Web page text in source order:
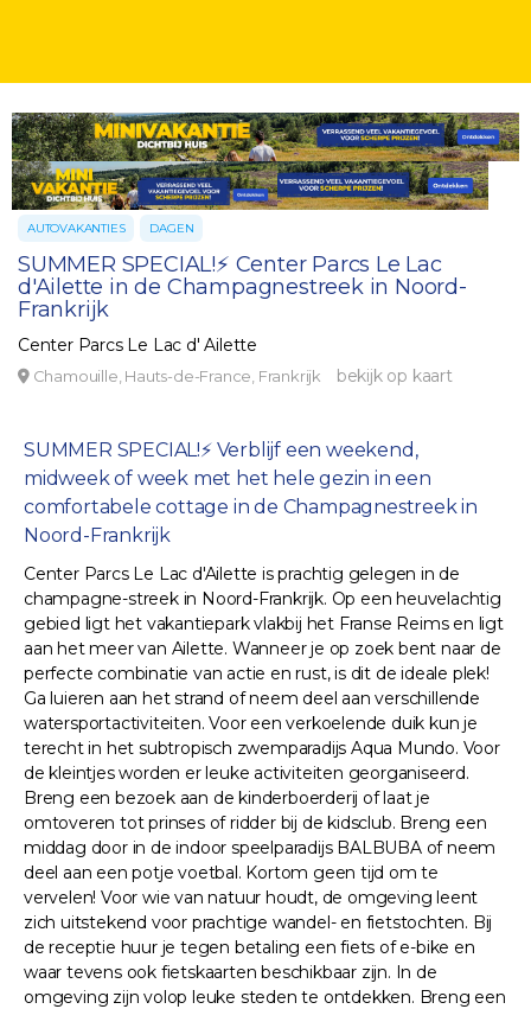
AUTOVAKANTIES DAGEN
SUMMER SPECIAL!⚡ Center Parcs Le Lac
d'Ailette in de Champagnestreek in Noord-
Frankrijk
Center Parcs Le Lac d' Ailette
Chamouille, Hauts-de-France, Frankrijk bekijk op kaart
SUMMER SPECIAL!⚡ Verblijf een weekend,
midweek of week met het hele gezin in een
comfortabele cottage in de Champagnestreek in
Noord-Frankrijk
Center Parcs Le Lac d'Ailette is prachtig gelegen in de
champagne-streek in Noord-Frankrijk. Op een heuvelachtig
gebied ligt het vakantiepark vlakbij het Franse Reims en ligt
aan het meer van Ailette. Wanneer je op zoek bent naar de
perfecte combinatie van actie en rust, is dit de ideale plek!
Ga luieren aan het strand of neem deel aan verschillende
watersportactiviteiten. Voor een verkoelende duik kun je
terecht in het subtropisch zwemparadijs Aqua Mundo. Voor
de kleintjes worden er leuke activiteiten georganiseerd.
Breng een bezoek aan de kinderboerderij of laat je
omtoveren tot prinses of ridder bij de kidsclub. Breng een
middag door in de indoor speelparadijs BALBUBA of neem
deel aan een potje voetbal. Kortom geen tijd om te
vervelen! Voor wie van natuur houdt, de omgeving leent
zich uitstekend voor prachtige wandel- en fietstochten. Bij
de receptie huur je tegen betaling een fiets of e-bike en
waar tevens ook fietskaarten beschikbaar zijn. In de
omgeving zijn volop leuke steden te ontdekken. Breng een